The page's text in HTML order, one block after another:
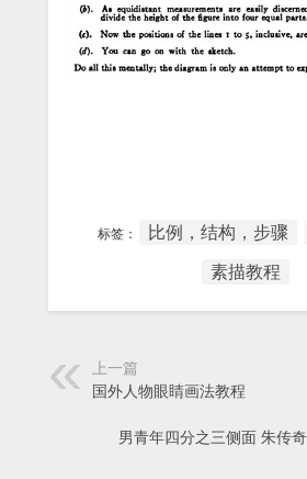
标签： 比例，结构，步骤
素描教程
上一篇
国外人物眼睛画法教程
男青年四分之三侧面 朱传